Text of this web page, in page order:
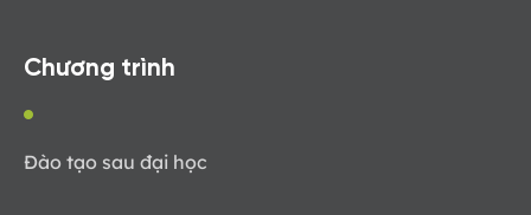
Chương trình
Đào tạo sau đại học